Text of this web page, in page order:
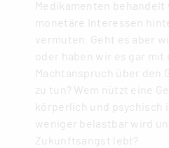
Medikamenten
monetäre Interessen
vermuten. Geht es aber
oder haben wir es gar
Machtanspruch über den
zu tun? Wem nützt eine
körperlich und psychisch
weniger belastbar wird
Zukunftsangst lebt?